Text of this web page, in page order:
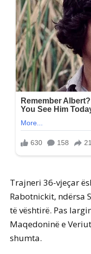
Trajneri 36-vjeçar
Rabotnickit, ndërsa
të vështirë. Pas
Maqedoninë e
shumta.